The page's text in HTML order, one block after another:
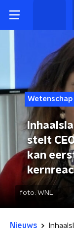
Wetenschap
stelt
kan
foto: WNL
Nieuws